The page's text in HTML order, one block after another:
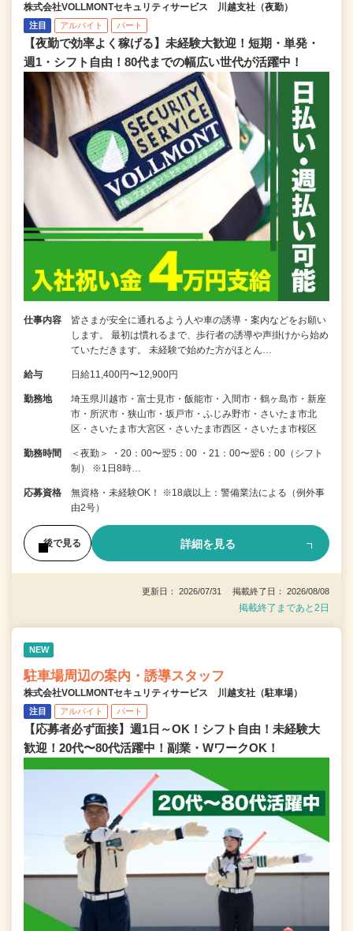
株式会社VOLLMONTセキュリティサービス 川越支社（夜勤）
注目 アルバイト パート
【夜勤で効率よく稼げる】未経験大歓迎！短期・単発・
週1・シフト自由！80代までの幅広い世代が活躍中！
仕事内容
皆さまが安全に通れるよう人や車の誘導・案内などをお願い
します。 最初は慣れるまで、歩行者の誘導や声掛けから始め
ていただきます。 未経験で始めた方がほとん…
給与 日給11,400円〜12,900円
勤務地
埼玉県川越市・富士見市・飯能市・入間市・鶴ヶ島市・新座
市・所沢市・狭山市・坂戸市・ふじみ野市・さいたま市北
区・さいたま市大宮区・さいたま市西区・さいたま市桜区
勤務時間
＜夜勤＞ ・20：00〜翌5：00 ・21：00〜翌6：00（シフト
制） ※1日8時…
応募資格
無資格・未経験OK！ ※18歳以上：警備業法による（例外事
由2号）
後で見る 詳細を見る
更新日： 2026/07/31 掲載終了日： 2026/08/08
掲載終了まであと2日
NEW
駐車場周辺の案内・誘導スタッフ
株式会社VOLLMONTセキュリティサービス 川越支社（駐車場）
注目 アルバイト パート
【応募者必ず面接】週1日～OK！シフト自由！未経験大
歓迎！20代〜80代活躍中！副業・WワークOK！